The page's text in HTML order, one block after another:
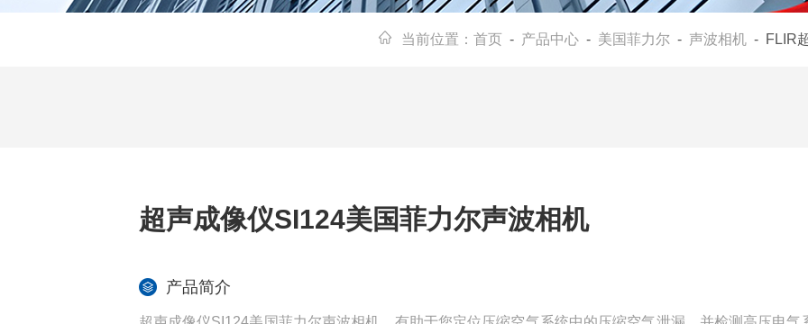
当前位置： 首页 - 产品中心 - 美国菲力尔 - 声波相机 - FLIR超声成像仪
超声成像仪SI124美国菲力尔声波相机
产品简介